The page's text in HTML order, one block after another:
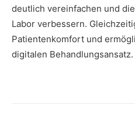
deutlich vereinfachen und
Labor verbessern.
Patientenkomfort und
digitalen Behandlungsansatz.